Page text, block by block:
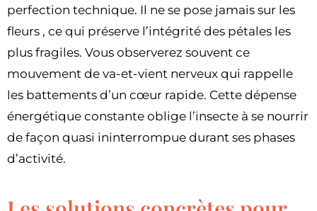
perfection technique. Il ne se pose jamais sur les
fleurs , ce qui préserve l’intégrité des pétales les
plus fragiles. Vous observerez souvent ce
mouvement de va-et-vient nerveux qui rappelle
les battements d’un cœur rapide. Cette dépense
énergétique constante oblige l’insecte à se nourrir
de façon quasi ininterrompue durant ses phases
d’activité.